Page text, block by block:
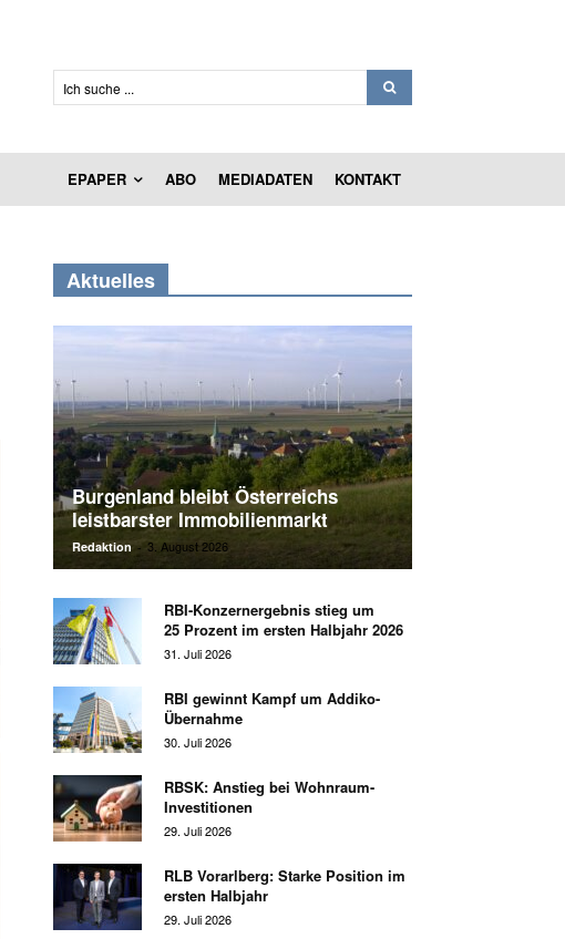
Ich suche ...
EPAPER ABO MEDIADATEN KONTAKT
Aktuelles
Burgenland bleibt Österreichs
leistbarster Immobilienmarkt
Redaktion - 3. August 2026
RBI-Konzernergebnis stieg um
25 Prozent im ersten Halbjahr 2026
31. Juli 2026
RBI gewinnt Kampf um Addiko-
Übernahme
30. Juli 2026
RBSK: Anstieg bei Wohnraum-
Investitionen
29. Juli 2026
RLB Vorarlberg: Starke Position im
ersten Halbjahr
29. Juli 2026